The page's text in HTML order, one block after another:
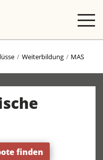
Weiterbildung
MAS
finden